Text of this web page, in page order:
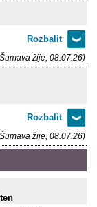
žije, 08.07.26)
žije, 08.07.26)